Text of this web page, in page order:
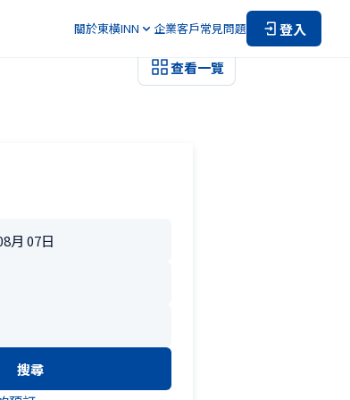
關於東橫INN 企業客戶常見問題 登入
查看一覽
搜尋